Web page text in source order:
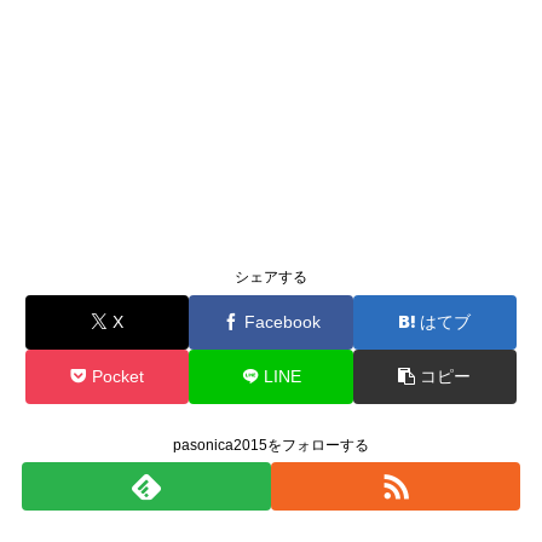
シェアする
X Facebook はてブ
Pocket LINE コピー
pasonica2015をフォローする